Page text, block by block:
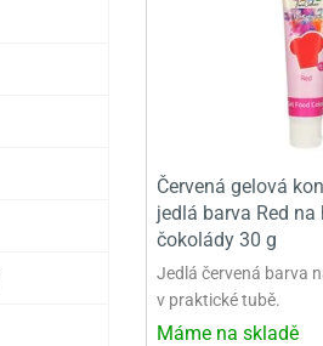
Červená gelová
jedlá barva Red na
čokolády 30 g
Jedlá červená barva
v praktické tubě.
Máme na skladě